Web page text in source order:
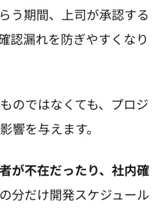
う期間、上司が承認する
認漏れを防ぎやすくなり
のではなくても、プロジ
響を与えます。
が不在だったり、社内確
分だけ開発スケジュール